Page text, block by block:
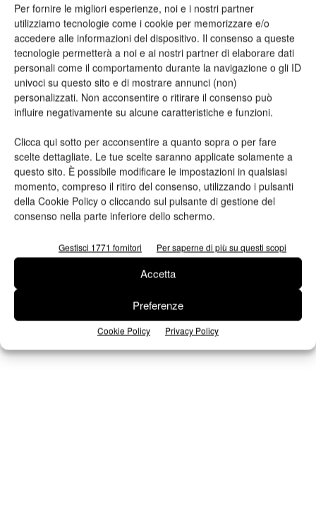
Per fornire le migliori esperienze, noi e i nostri partner
utilizziamo tecnologie come i cookie per memorizzare e/o
accedere alle informazioni del dispositivo. Il consenso a queste
tecnologie permetterà a noi e ai nostri partner di elaborare dati
personali come il comportamento durante la navigazione o gli ID
univoci su questo sito e di mostrare annunci (non)
personalizzati. Non acconsentire o ritirare il consenso può
influire negativamente su alcune caratteristiche e funzioni.
Clicca qui sotto per acconsentire a quanto sopra o per fare
scelte dettagliate. Le tue scelte saranno applicate solamente a
questo sito. È possibile modificare le impostazioni in qualsiasi
momento, compreso il ritiro del consenso, utilizzando i pulsanti
della Cookie Policy o cliccando sul pulsante di gestione del
consenso nella parte inferiore dello schermo.
Gestisci 1771 fornitori Per saperne di più su questi scopi
Accetta
Preferenze
Cookie Policy Privacy Policy
n.2 - Giugno 2026 n.1 - Maggio 2026 n.6 - Dicembre 2025
Iscriviti alla newsletter